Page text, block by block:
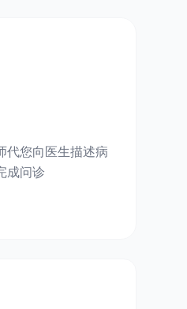
代您向医生描述病
成问诊